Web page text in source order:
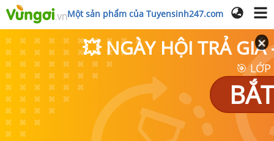
Một sản phẩm của Tuyensinh247.com
💥 NGÀY HỘI TRẢ GIÁ
🎯